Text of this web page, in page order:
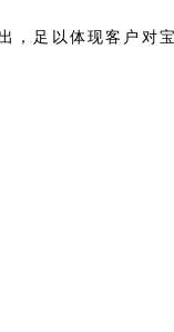
，足以体现客户对